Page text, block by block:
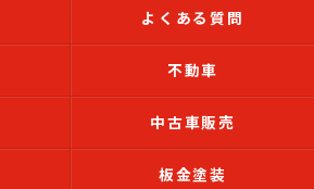
よくある質問
不動車
中古車販売
板金塗装